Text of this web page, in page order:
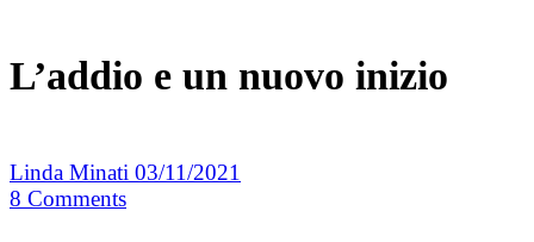
L’addio e un nuovo inizio
Linda Minati 03/11/2021
8 Comments